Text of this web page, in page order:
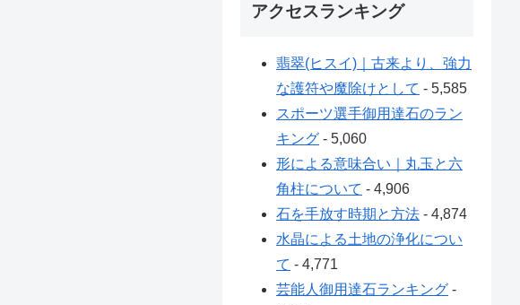
アクセスランキング
翡翠(ヒスイ)｜古来より、強力
な護符や魔除けとして - 5,585
スポーツ選手御用達石のラン
キング - 5,060
形による意味合い｜丸玉と六
角柱について - 4,906
石を手放す時期と方法 - 4,874
水晶による土地の浄化につい
て - 4,771
芸能人御用達石ランキング -